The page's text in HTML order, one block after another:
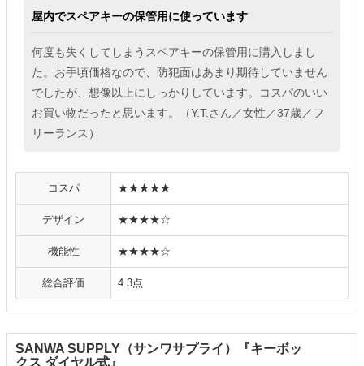
屋内でスペアキーの保管用に使っています
何度も失くしてしまうスペアキーの保管用に購入しまし
た。お手頃価格なので、防犯面はあまり期待していません
でしたが、想像以上にしっかりしています。コスパのいい
お買い物だったと思います。（Y.T.さん／女性／37歳／フ
リーランス）
コスパ ★★★★★
デザイン ★★★★☆
機能性 ★★★★☆
総合評価 4.3点
SANWA SUPPLY（サンワサプライ）『キーボッ
クス ダイヤル式』